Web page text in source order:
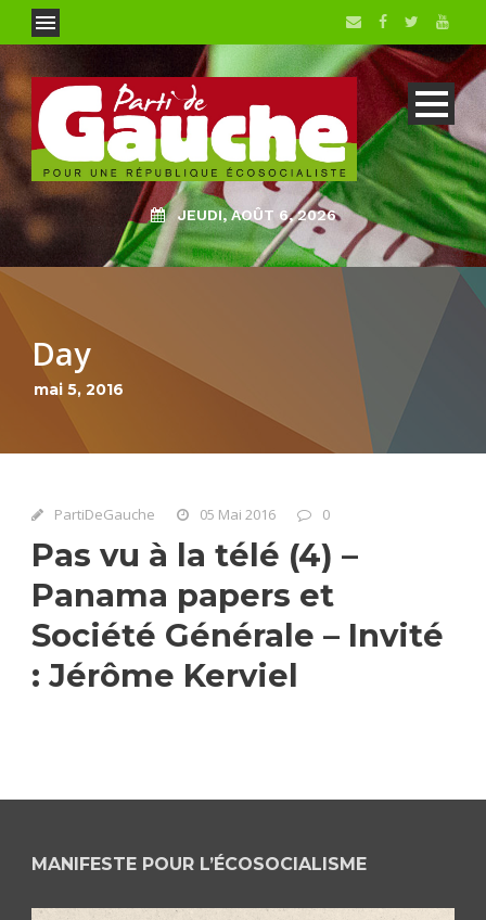
JEUDI, AOÛT 6, 2026
Day
mai 5, 2016
PartiDeGauche 05 Mai 2016 0
Pas vu à la télé (4) –
Panama papers et
Société Générale – Invité
: Jérôme Kerviel
MANIFESTE POUR L’ÉCOSOCIALISME